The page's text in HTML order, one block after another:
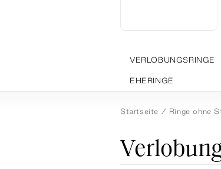
VERLOBUNGSRINGE
EHERINGE
Startseite Ringe ohne